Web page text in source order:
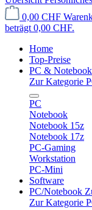
0,00 CHF
beträgt 0,00 CHF.
Home
Top-Preise
PC & Notebook
Zur Kategorie
PC
Notebook
Notebook 15z
Notebook 17z
PC-Gaming
Workstation
PC-Mini
Software
PC/Notebook
Zur Kategorie